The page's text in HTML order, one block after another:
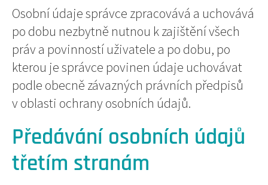
Osobní údaje správce zpracovává a uchovává
po dobu nezbytně nutnou k zajištění všech
práv a povinností uživatele a po dobu, po
kterou je správce povinen údaje uchovávat
podle obecně závazných právních předpisů
v oblasti ochrany osobních údajů.
Předávání osobních údajů
třetím stranám